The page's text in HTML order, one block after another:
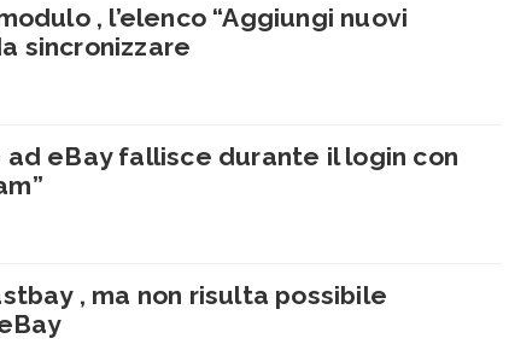
, l’elenco “Aggiungi nuovi
sincronizzare
eBay fallisce durante il login con
, ma non risulta possibile